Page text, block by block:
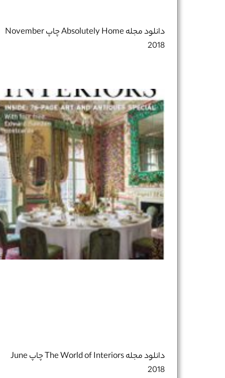
دانلود مجله Absolutely Home چاپ November
2018
دانلود مجله The World of Interiors چاپ June
2018